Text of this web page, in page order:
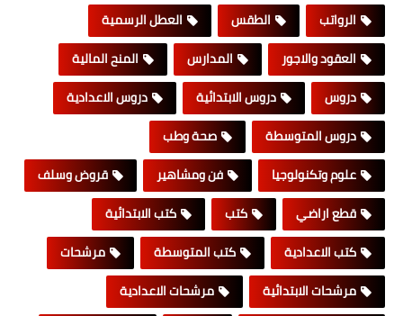
الرواتب
الطقس
العطل الرسمية
العقود والاجور
المدارس
المنح المالية
دروس
دروس الابتدائية
دروس الاعدادية
دروس المتوسطة
صحة وطب
علوم وتكنولوجيا
فن ومشاهير
قروض وسلف
قطع اراضي
كتب
كتب الابتدائية
كتب الاعدادية
كتب المتوسطة
مرشحات
مرشحات الابتدائية
مرشحات الاعدادية